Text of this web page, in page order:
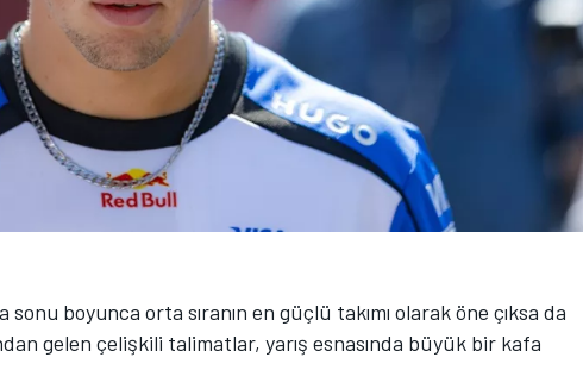
boyunca orta sıranın en güçlü takımı olarak öne çıksa da
gelen çelişkili talimatlar, yarış esnasında büyük bir kafa